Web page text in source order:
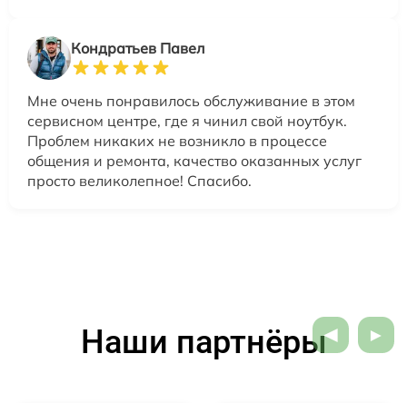
Кондратьев Павел
Мне очень понравилось обслуживание в этом
сервисном центре, где я чинил свой ноутбук.
Проблем никаких не возникло в процессе
общения и ремонта, качество оказанных услуг
просто великолепное! Спасибо.
Наши партнёры